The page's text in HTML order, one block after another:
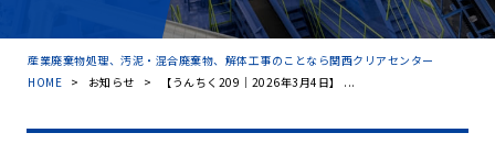
産業廃棄物処理、汚泥・混合廃棄物、解体工事のことなら関西クリアセンター
HOME > お知らせ > 【うんちく209｜2026年3月4日】 ...